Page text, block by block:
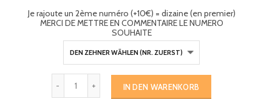
Je rajoute un 2ème numéro (+10€) = dizaine (en premier)
MERCI DE METTRE EN COMMENTAIRE LE NUMERO
SOUHAITE
IN DEN WARENKORB